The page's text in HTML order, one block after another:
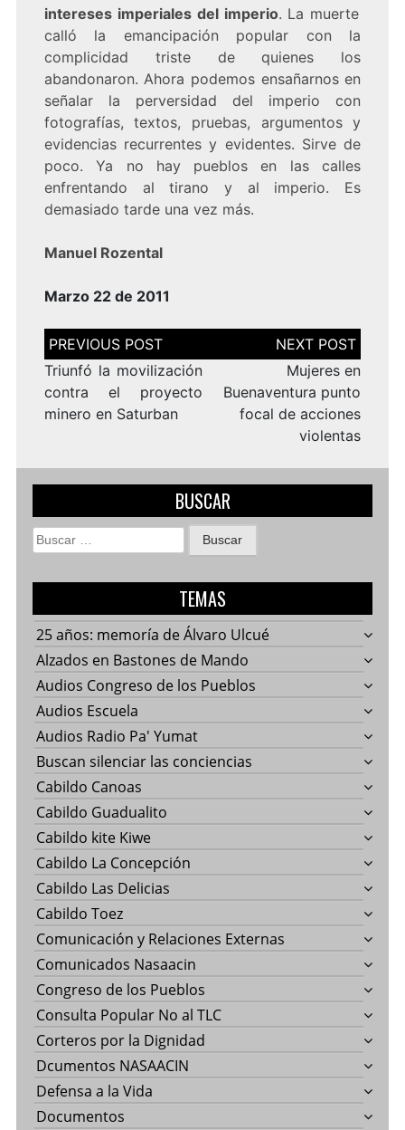
intereses imperiales del imperio. La muerte
calló la emancipación popular con la
complicidad triste de quienes los
abandonaron. Ahora podemos ensañarnos en
señalar la perversidad del imperio con
fotografías, textos, pruebas, argumentos y
evidencias recurrentes y evidentes. Sirve de
poco. Ya no hay pueblos en las calles
enfrentando al tirano y al imperio. Es
demasiado tarde una vez más.
Manuel Rozental
Marzo 22 de 2011
Navegación
de
entradas
Triunfó la movilización
contra el proyecto
minero en Saturban
Mujeres en
Buenaventura punto
focal de acciones
violentas
BUSCAR
Buscar:
TEMAS
25 años: memoría de Álvaro Ulcué
Alzados en Bastones de Mando
Audios Congreso de los Pueblos
Audios Escuela
Audios Radio Pa' Yumat
Buscan silenciar las conciencias
Cabildo Canoas
Cabildo Guadualito
Cabildo kite Kiwe
Cabildo La Concepción
Cabildo Las Delicias
Cabildo Toez
Comunicación y Relaciones Externas
Comunicados Nasaacin
Congreso de los Pueblos
Consulta Popular No al TLC
Corteros por la Dignidad
Dcumentos NASAACIN
Defensa a la Vida
Documentos